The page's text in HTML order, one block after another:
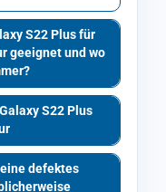
S22 Plus für
geeignet und wo
S22 Plus
defektes